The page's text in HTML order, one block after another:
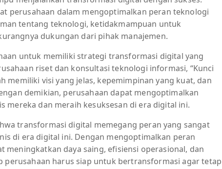
perusahaan dalam mengoptimalkan peran teknologi
tentang teknologi, ketidakmampuan untuk
dukungan dari pihak manajemen.
untuk memiliki strategi transformasi digital yang
riset dan konsultasi teknologi informasi, “Kunci
memiliki visi yang jelas, kepemimpinan yang kuat, dan
demikian, perusahaan dapat mengoptimalkan
mereka dan meraih kesuksesan di era digital ini.
transformasi digital memegang peran yang sangat
di era digital ini. Dengan mengoptimalkan peran
daya saing, efisiensi operasional, dan
perusahaan harus siap untuk bertransformasi agar tetap